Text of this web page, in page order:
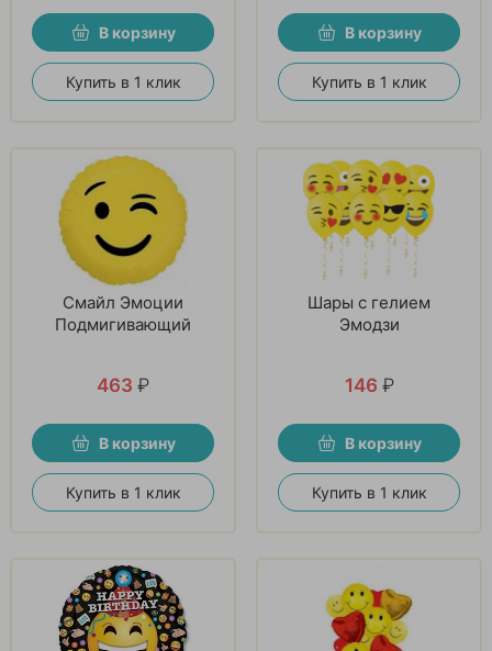
В корзину
Купить в 1 клик
В корзину
Купить в 1 клик
Смайл Эмоции
Подмигивающий
463 ₽
В корзину
Купить в 1 клик
Шары с гелием
Эмодзи
146 ₽
В корзину
Купить в 1 клик